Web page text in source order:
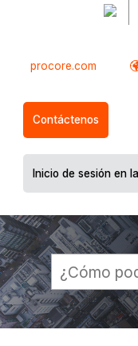
procore.com
Contáctenos
Inicio de sesión en